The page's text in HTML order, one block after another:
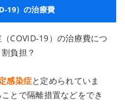
19）の治療費
COVID-19）の治療費につ
負担？
感染症と定められていま
とで隔離措置などをでき